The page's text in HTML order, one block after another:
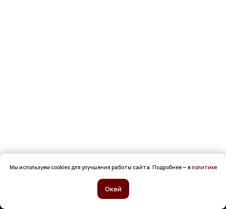
Мы используем cookies для улучшения работы сайта. Подробнее — вполитике
Окей